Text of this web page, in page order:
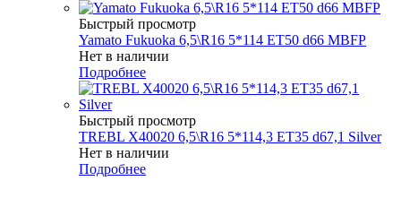
Быстрый просмотр
Yamato Fukuoka 6,5\R16 5*114 ET50 d66 MBFP
Нет в наличии
Подробнее
Быстрый просмотр
TREBL X40020 6,5\R16 5*114,3 ET35 d67,1 Silver
Нет в наличии
Подробнее